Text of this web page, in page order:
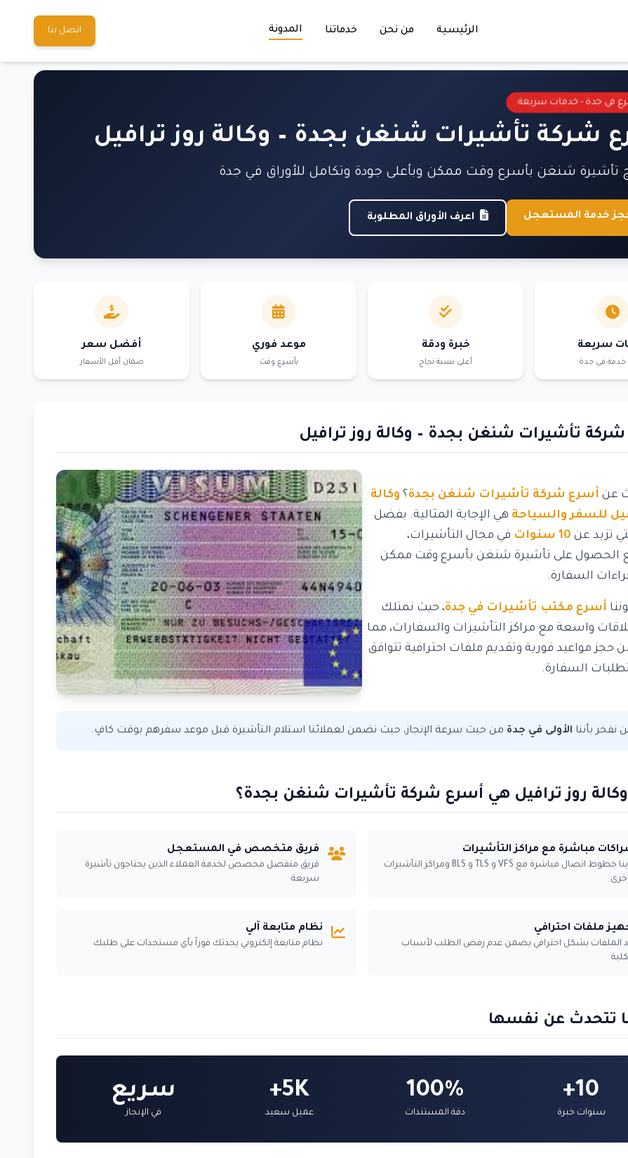
الرئيسية من نحن خدماتنا المدونة اتصل بنا
في جدة - خدمات سريعة
شركة تأشيرات شنغن بجدة – وكالة روز ترافيل
تأشيرة شنغن بأسرع وقت ممكن وبأعلى جودة وتكامل للأوراق في جدة
خدمة المستعجل اعرف الأوراق المطلوبة
سريعة
خدمة في جدة
خبرة ودقة
أعلى نسبة نجاح
موعد فوري
بأسرع وقت
أفضل سعر
ضمان أقل الأسعار
تأشيرات شنغن بجدة – وكالة روز ترافيل
عن أسرع شركة تأشيرات شنغن بجدة ؟ وكالة
للسفر والسياحة هي الإجابة المثالية. بفضل
تزيد عن 10 سنوات
في مجال التأشيرات،
الحصول على تأشيرة شنغن بأسرع وقت ممكن
السفارة.
أسرع مكتب تأشيرات في جدة، حيث نمتلك
واسعة مع مراكز التأشيرات والسفارات، مما
حجز مواعيد فورية وتقديم ملفات احترافية تتوافق
السفارة.
نفخر بأننا الأولى في جدة من حيث سرعة الإنجاز، حيث نضمن لعملائنا استلام التأشيرة قبل موعد سفرهم بوقت كافٍ.
وكالة روز ترافيل هي أسرع شركة تأشيرات شنغن بجدة؟
مباشرة مع مراكز التأشيرات
لدينا خطوط اتصال مباشرة مع VFS و TLS و BLS ومراكز التأشيرات
فريق متخصص في المستعجل
فريق منفصل مخصص لخدمة العملاء الذين يحتاجون تأشيرة
سريعة
ملفات احترافي
الملفات بشكل احترافي يضمن عدم رفض الطلب لأسباب
نظام متابعة آلي
نظام متابعة إلكتروني يحدثك فوراً بأي مستجدات على طلبك
تتحدث عن نفسها
10+
سنوات خبرة
100%
دقة المستندات
5K+
عميل سعيد
سريع
في الإنجاز